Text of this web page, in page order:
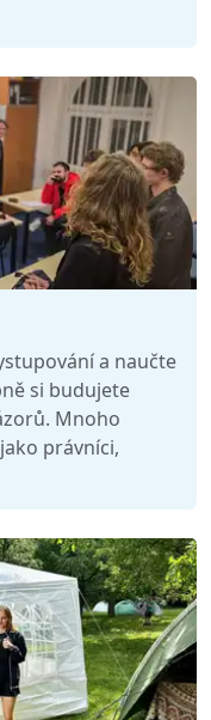
a naučte
si budujete
Mnoho
právníci,